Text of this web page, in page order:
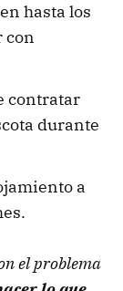
hasta los
con
contratar
durante
a
el problema